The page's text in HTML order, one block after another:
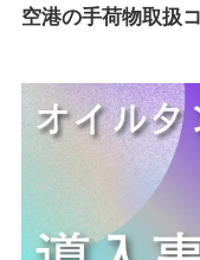
空港の手荷物取扱